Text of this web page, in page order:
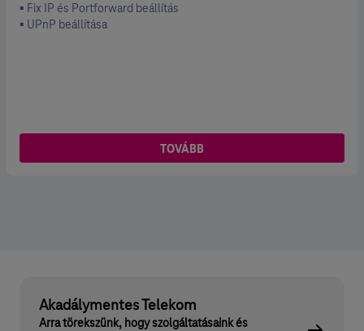
▪ Fix IP és Portforward beállítás
▪ UPnP beállítása
TOVÁBB
Akadálymentes Telekom
Arra törekszünk, hogy szolgáltatásaink és